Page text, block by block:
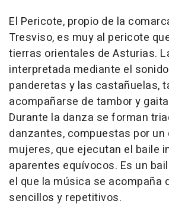
El Pericote, propio de la
Tresviso, es muy al pericote
tierras orientales de Asturias.
interpretada mediante el
panderetas y las castañuelas,
acompañarse de tambor y
Durante la danza se forman
danzantes, compuestas por un
mujeres, que ejecutan el baile
aparentes equívocos. Es un
el que la música se acompaña
sencillos y repetitivos.